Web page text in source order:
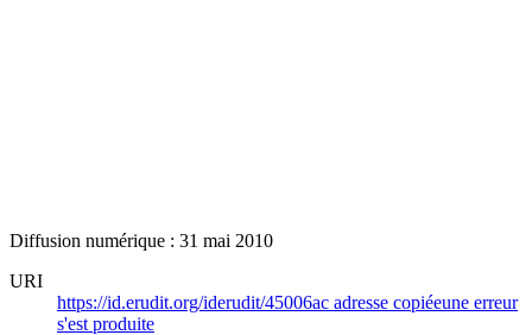
Diffusion numérique : 31 mai 2010
URI
https://id.erudit.org/iderudit/45006ac adresse copiéeune erreur
s'est produite